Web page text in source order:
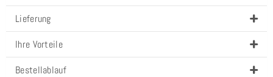
Lieferung
Ihre Vorteile
Bestellablauf